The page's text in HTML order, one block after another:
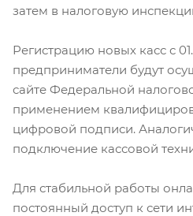
затем в налоговую
Регистрацию новых касс с
предприниматели будут
сайте Федеральной
применением
цифровой подписи.
подключение кассовой
Для стабильной работы
постоянный доступ к сети